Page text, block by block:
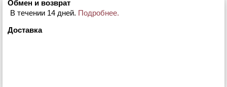
Обмен и возврат
В течении 14 дней. Подробнее.
Доставка